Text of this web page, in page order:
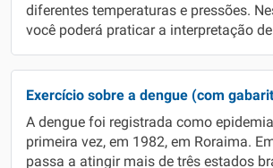
diferentes temperaturas e pressões.
você poderá praticar a interpretação
Exercício sobre a dengue (com
A dengue foi registrada como
primeira vez, em 1982, em Roraima.
passa a atingir mais de três estados